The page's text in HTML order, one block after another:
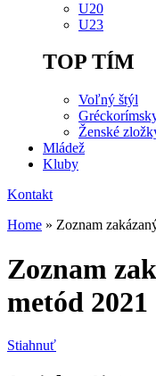
U20
U23
TOP TÍM
Voľný štýl
Ženské
Mládež
Kluby
Kontakt
Home » Zoznam
Zoznam
metód 2021
Stiahnuť